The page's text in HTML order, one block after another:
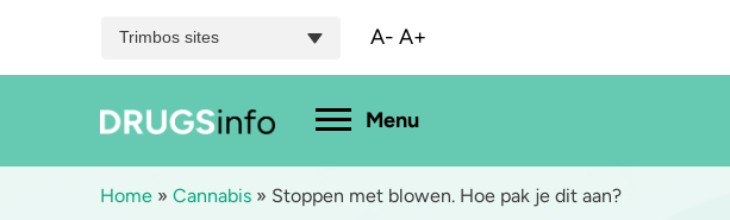
Trimbos sites A- A+
MenuHoofdmenu
Home » Cannabis » Stoppen met blowen. Hoe pak je dit aan?